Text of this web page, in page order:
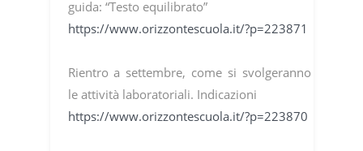
guida: “Testo equilibrato”
https://www.orizzontescuola.it/?p=223871
Rientro a settembre, come si svolgeranno
le attività laboratoriali. Indicazioni
https://www.orizzontescuola.it/?p=223870